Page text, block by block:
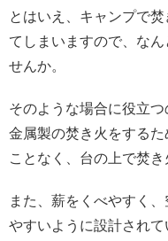
とはいえ、キャンプで
てしまいますので、な
せんか。
そのような場合に役立
金属製の焚き火をする
ことなく、台の上で焚
また、薪をくべやすく
やすいように設計され